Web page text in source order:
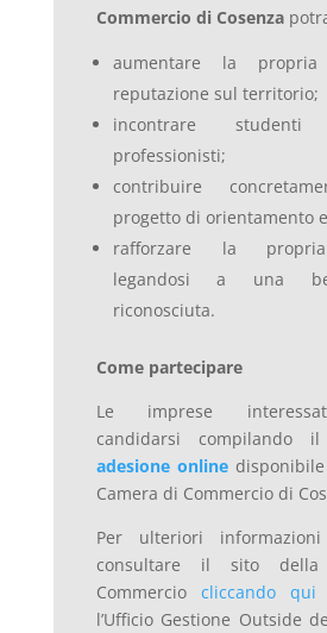
Commercio di Cosenza
aumentare la
reputazione sul territorio;
incontrare
professionisti;
contribuire
progetto di orientamento
rafforzare la
legandosi a una
riconosciuta.
Come partecipare
Le imprese
candidarsi compilando il
adesione onlinedisponibile
Camera di Commercio di
Per ulteriori
consultare il sito
Commercio cliccando qui
l’Ufficio Gestione Outside